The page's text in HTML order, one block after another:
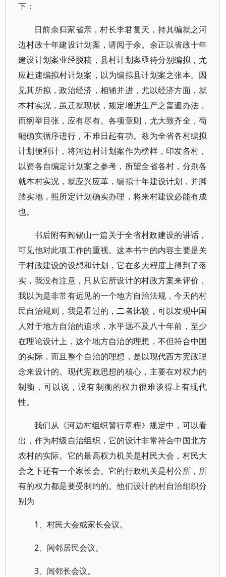
下：
日前余归家省亲，村长李君复天，持其编就之河
边村政十年建设计划案，请阅于余。余正以省政十年
建设计划案业经脱稿，县村计划案亟待分别编拟，尤
应赶速编拟村计划案，以为编拟县计划案之张本。因
见其所拟，政治经济，相辅并进，尤以经济方面，就
本村实况，虽迁就现状，规定增进生产之普遍办法，
而纲举目张，应有尽有。各项章则，尤大致齐全，苟
能确实循序进行，不难日起有功。兹为全省各村编拟
计划便利计，将河边村计划案作为榜样，印发各村，
以资各自编定计划案之参考，所望全省各村，分别各
就本村实况，就应兴应革，编拟十年建设计划，并脚
踏实地，照所定计划确实办理，将来村建设必能有成
也。
书后附有阎锡山一篇关于全省村政建设的讲话，
可见他对此项工作的重视。这本书中的内容主要是关
于村政建设的设想和计划，它在多大程度上得到了落
实，我没有注意，只从它所设计的村政方案来评价，
我以为是非常有远见的一个地方自治法规，今天的村
民自治规则，我是看过的，二者比较，可以发现中国
人对于地方自治的追求，水平远不及八十年前，至少
在理论设计上，这个地方自治的理想，不但符合中国
的实际，而且整个自治的理想，是以现代西方宪政理
念来设计的。现代宪政思想的核心，主要在对权力的
制衡，可以说，没有制衡的权力很难谈得上有现代
性。
我们从《河边村组织暂行章程》规定中，可以看
出，作为村级自治组织，它的设计非常符合中国北方
农村的实际。它的最高权力机关是村民大会，村民大
会之下还有一个家长会。它的行政机关是村公所，所
有的权力都是要受制约的。他们设计的村自治组织分
别为
1、村民大会或家长会议。
2、闾邻居民会议。
3、闾邻长会议。